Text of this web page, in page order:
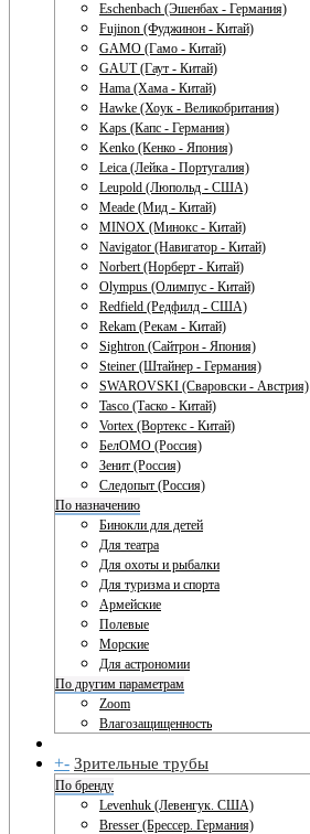
Eschenbach (Эшенбах - Германия)
Fujinon (Фуджинон - Китай)
GAMO (Гамо - Китай)
GAUT (Гаут - Китай)
Hama (Хама - Китай)
Hawke (Хоук - Великобритания)
Kaps (Капс - Германия)
Kenko (Кенко - Япония)
Leica (Лейка - Португалия)
Leupold (Люпольд - США)
Meade (Мид - Китай)
MINOX (Минокс - Китай)
Navigator (Навигатор - Китай)
Norbert (Норберт - Китай)
Olympus (Олимпус - Китай)
Redfield (Редфилд - США)
Rekam (Рекам - Китай)
Sightron (Сайтрон - Япония)
Steiner (Штайнер - Германия)
SWAROVSKI (Сваровски - Австрия)
Tasco (Таско - Китай)
Vortex (Вортекс - Китай)
БелОМО (Россия)
Зенит (Россия)
Следопыт (Россия)
По назначению
Бинокли для детей
Для театра
Для охоты и рыбалки
Для туризма и спорта
Армейские
Полевые
Морские
Для астрономии
По другим параметрам
Zoom
Влагозащищенность
+- Зрительные трубы
По бренду
Levenhuk (Левенгук. США)
Bresser (Брессер. Германия)